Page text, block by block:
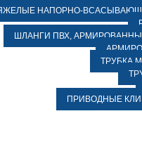
НАПОРНО-
ШЛАНГИ ПВХ,
ТРУБКА
ПРИВОДНЫЕ